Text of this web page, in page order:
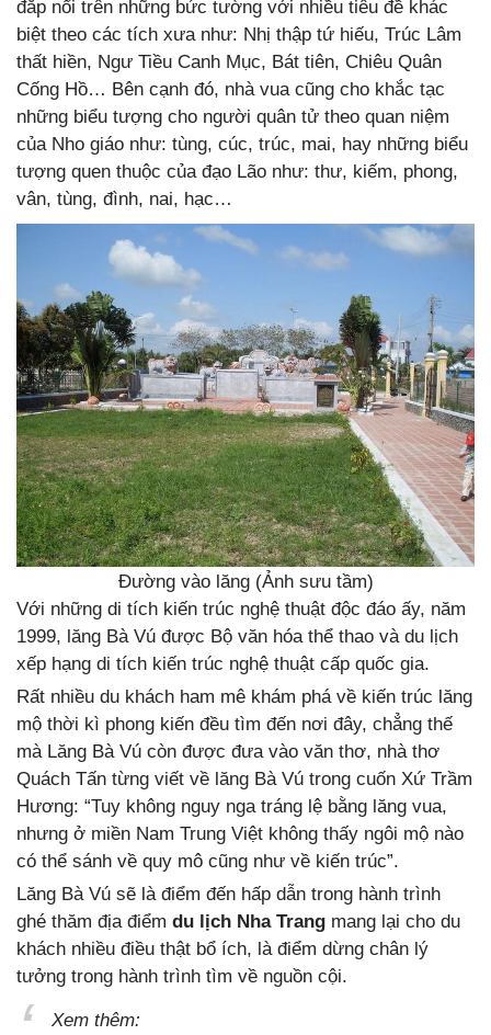
đắp nổi trên những bức tường với nhiều tiêu đề khác
biệt theo các tích xưa như: Nhị thập tứ hiếu, Trúc Lâm
thất hiền, Ngư Tiều Canh Mục, Bát tiên, Chiêu Quân
Cống Hồ… Bên cạnh đó, nhà vua cũng cho khắc tạc
những biểu tượng cho người quân tử theo quan niệm
của Nho giáo như: tùng, cúc, trúc, mai, hay những biểu
tượng quen thuộc của đạo Lão như: thư, kiếm, phong,
vân, tùng, đình, nai, hạc…
Đường vào lăng (Ảnh sưu tầm)
Với những di tích kiến trúc nghệ thuật độc đáo ấy, năm
1999, lăng Bà Vú được Bộ văn hóa thể thao và du lịch
xếp hạng di tích kiến trúc nghệ thuật cấp quốc gia.
Rất nhiều du khách ham mê khám phá về kiến trúc lăng
mộ thời kì phong kiến đều tìm đến nơi đây, chẳng thế
mà Lăng Bà Vú còn được đưa vào văn thơ, nhà thơ
Quách Tấn từng viết về lăng Bà Vú trong cuốn Xứ Trầm
Hương: “Tuy không nguy nga tráng lệ bằng lăng vua,
nhưng ở miền Nam Trung Việt không thấy ngôi mộ nào
có thể sánh về quy mô cũng như về kiến trúc”.
Lăng Bà Vú sẽ là điểm đến hấp dẫn trong hành trình
ghé thăm địa điểm du lịch Nha Trang mang lại cho du
khách nhiều điều thật bổ ích, là điểm dừng chân lý
tưởng trong hành trình tìm về nguồn cội.
Xem thêm: